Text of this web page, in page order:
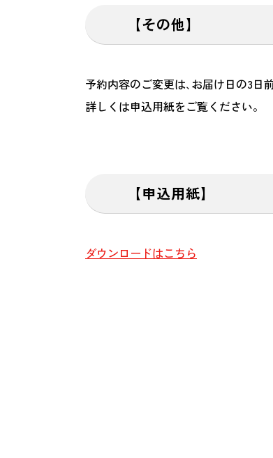
【その他】
予約内容のご変更は､お届け日の3日
詳しくは申込用紙をご覧ください。
【申込用紙】
ダウンロードはこちら